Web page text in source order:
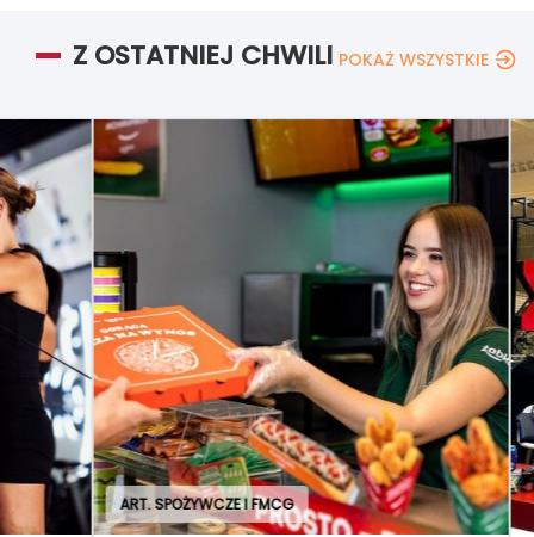
Z OSTATNIEJ CHWILI POKAŻ WSZYSTKIE
ART. SPOŻYWCZE I FMCG